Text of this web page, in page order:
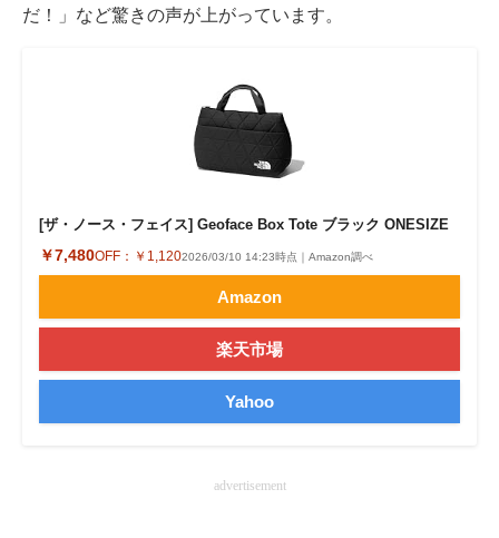
スマホと通信の最新トレンド
好きが集まる 比べて選べる
ビジネスと働き方のヒント
企業ITのトレンドを詳説
経営リーダーのコミュニティ
マーケ×ITの今がよく分かる
ITエンジニア向け専門サイト
IT製品の技術・比較・事例
だ！」など驚きの声が上がっています。
[ザ・ノース・フェイス] Geoface Box Tote ブラック ONESIZE
￥7,480OFF： ￥1,1202026/03/10 14:23時点｜Amazon調べ
Amazon
楽天市場
Yahoo
advertisement